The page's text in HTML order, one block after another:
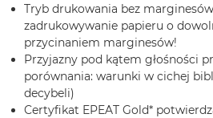
Tryb drukowania bez
zadrukowywanie papieru o
przycinaniem marginesów!
Przyjazny pod kątem głośności
porównania: warunki w cichej
decybeli)
Certyfikat EPEAT Gold*